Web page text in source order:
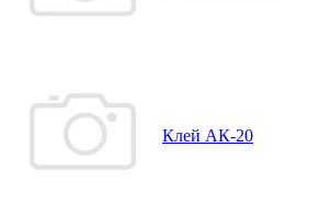
Клей АК-20